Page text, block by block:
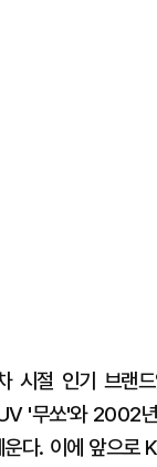
시절 인기 브랜
'무쏘'와 2002년
다. 이에 앞으로